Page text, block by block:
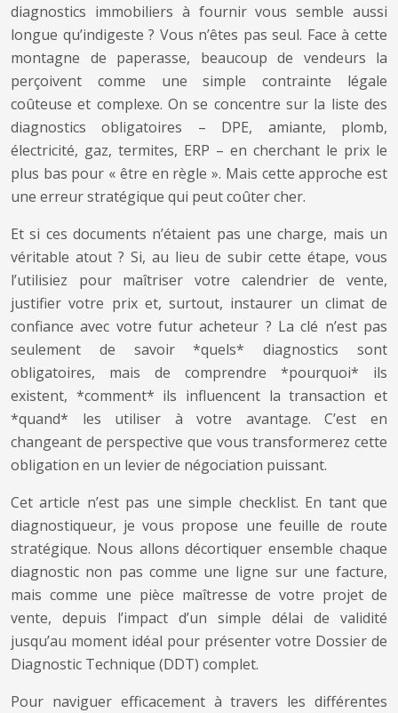
diagnostics immobiliers à fournir vous semble aussi
longue qu’indigeste ? Vous n’êtes pas seul. Face à cette
montagne de paperasse, beaucoup de vendeurs la
perçoivent comme une simple contrainte légale
coûteuse et complexe. On se concentre sur la liste des
diagnostics obligatoires – DPE, amiante, plomb,
électricité, gaz, termites, ERP – en cherchant le prix le
plus bas pour « être en règle ». Mais cette approche est
une erreur stratégique qui peut coûter cher.
Et si ces documents n’étaient pas une charge, mais un
véritable atout ? Si, au lieu de subir cette étape, vous
l’utilisiez pour maîtriser votre calendrier de vente,
justifier votre prix et, surtout, instaurer un climat de
confiance avec votre futur acheteur ? La clé n’est pas
seulement de savoir *quels* diagnostics sont
obligatoires, mais de comprendre *pourquoi* ils
existent, *comment* ils influencent la transaction et
*quand* les utiliser à votre avantage. C’est en
changeant de perspective que vous transformerez cette
obligation en un levier de négociation puissant.
Cet article n’est pas une simple checklist. En tant que
diagnostiqueur, je vous propose une feuille de route
stratégique. Nous allons décortiquer ensemble chaque
diagnostic non pas comme une ligne sur une facture,
mais comme une pièce maîtresse de votre projet de
vente, depuis l’impact d’un simple délai de validité
jusqu’au moment idéal pour présenter votre Dossier de
Diagnostic Technique (DDT) complet.
Pour naviguer efficacement à travers les différentes